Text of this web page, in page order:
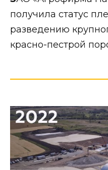
получила статус
разведению
красно-пестрой